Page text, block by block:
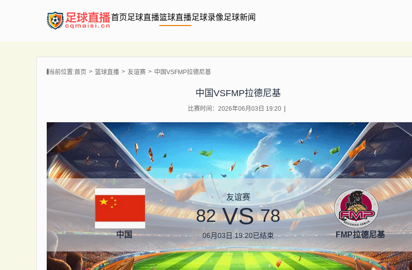
首页足球直播篮球直播足球录像足球新闻
当前位置:首页 篮球直播 友谊赛 中国VSFMP拉德尼基
中国VSFMP拉德尼基
比赛时间：2026年06月03日 19:20
中国
友谊赛
82 VS 78
06月03日 19:20已结束 FMP拉德尼基